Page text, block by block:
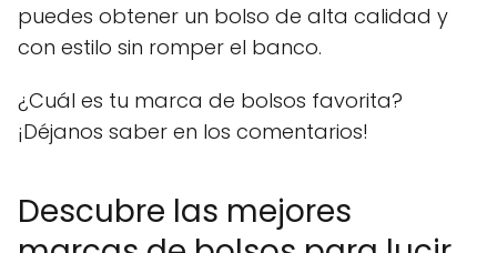
puedes obtener un bolso de alta calidad y
con estilo sin romper el banco.
¿Cuál es tu marca de bolsos favorita?
¡Déjanos saber en los comentarios!
Descubre las mejores